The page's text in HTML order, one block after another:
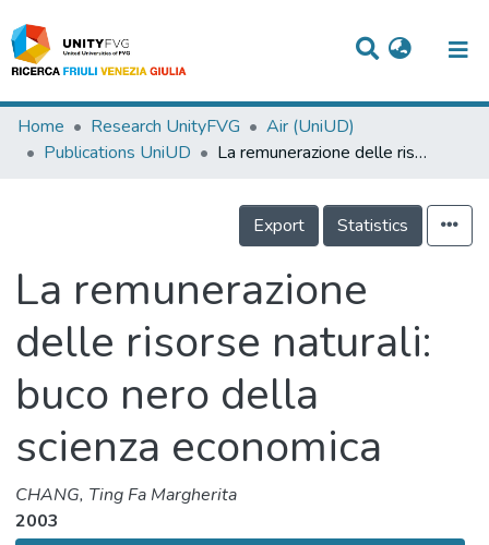
Titles
Events
Projects
People
Home Research UnityFVG
Air (UniUD)
Publications UniUD
La remunerazione delle risorse naturali: buco nero della scienza economica
Export Statistics
La remunerazione
delle risorse naturali:
buco nero della
scienza economica
CHANG, Ting Fa Margherita
2003